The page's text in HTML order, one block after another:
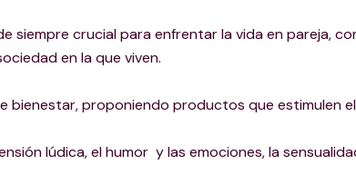
crucial para enfrentar la vida en pareja,
en la que viven.
bienestar, proponiendo productos que estimulen
lúdica, el humor y las emociones, la